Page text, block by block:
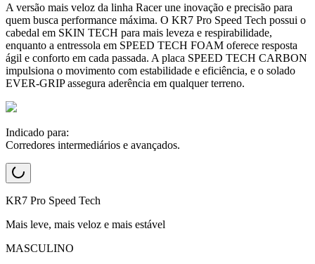
A versão mais veloz da linha Racer une inovação e precisão para
quem busca performance máxima. O KR7 Pro Speed Tech possui o
cabedal em SKIN TECH para mais leveza e respirabilidade,
enquanto a entressola em SPEED TECH FOAM oferece resposta
ágil e conforto em cada passada. A placa SPEED TECH CARBON
impulsiona o movimento com estabilidade e eficiência, e o solado
EVER-GRIP assegura aderência em qualquer terreno.
Indicado para:
Corredores intermediários e avançados.
KR7 Pro Speed Tech
Mais leve, mais veloz e mais estável
MASCULINO